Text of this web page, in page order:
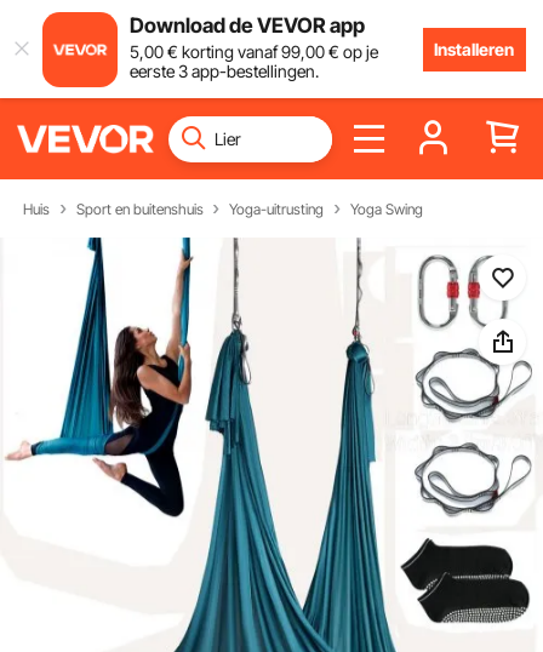
Download de VEVOR app
5,00€ korting vanaf99,00€ op je
eerste 3 app-bestellingen.
Installeren
Huis Sport en buitenshuis Yoga-uitrusting Yoga Swing